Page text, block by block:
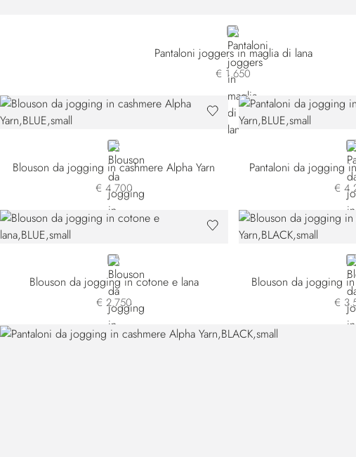
BLUE T25302-3198
Pantaloni joggers in maglia di lana
€ 1.650
BLUE
Blouson da jogging in cashmere Alpha Yarn
€ 4.700
Pantaloni da jogging
€
BLUE
Blouson da jogging in cotone e lana
€ 2.750
Blouson da jogging in
€